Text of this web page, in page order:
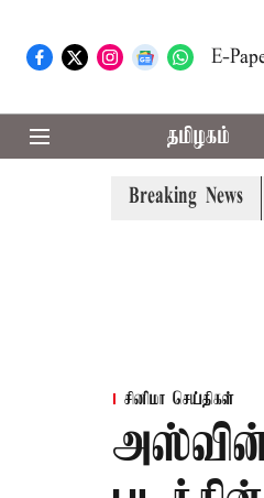
E-
தமிழகம்
Breaking News
கொரிய
சினிமா செய்திகள்
அஸ்​வின்